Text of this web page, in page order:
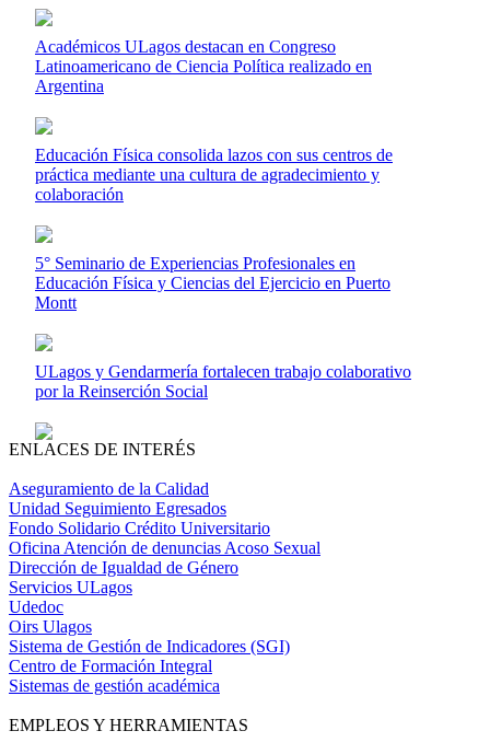
Académicos ULagos destacan en Congreso
Latinoamericano de Ciencia Política realizado en
Argentina
Educación Física consolida lazos con sus centros de
práctica mediante una cultura de agradecimiento y
colaboración
5° Seminario de Experiencias Profesionales en
Educación Física y Ciencias del Ejercicio en Puerto
Montt
ULagos y Gendarmería fortalecen trabajo colaborativo
por la Reinserción Social
ENLACES DE INTERÉS
Aseguramiento de la Calidad
Unidad Seguimiento Egresados
Fondo Solidario Crédito Universitario
Oficina Atención de denuncias Acoso Sexual
Dirección de Igualdad de Género
Servicios ULagos
Udedoc
Oirs Ulagos
Sistema de Gestión de Indicadores (SGI)
Centro de Formación Integral
Sistemas de gestión académica
EMPLEOS Y HERRAMIENTAS